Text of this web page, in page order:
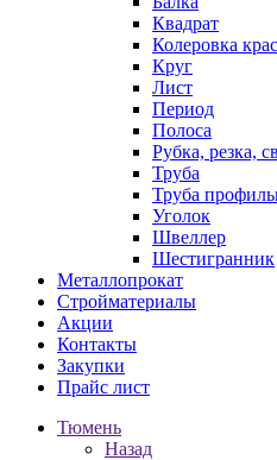
Квадрат
Колеровка
Круг
Лист
Период
Полоса
Рубка, резка,
Труба
Труба
Уголок
Швеллер
Шестигранник
Металлопрокат
Стройматериалы
Акции
Контакты
Закупки
Прайс лист
Тюмень
Назад